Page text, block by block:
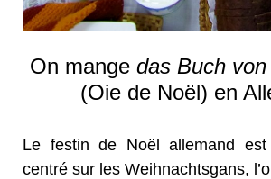
On mange das Buch
(Oie de Noël) en
Le festin de Noël allemand est
centré sur les Weihnachtsgans,